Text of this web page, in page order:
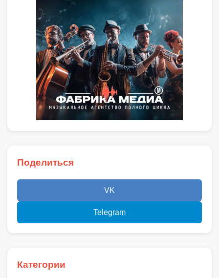
Поделиться
VK
Telegram
Категории